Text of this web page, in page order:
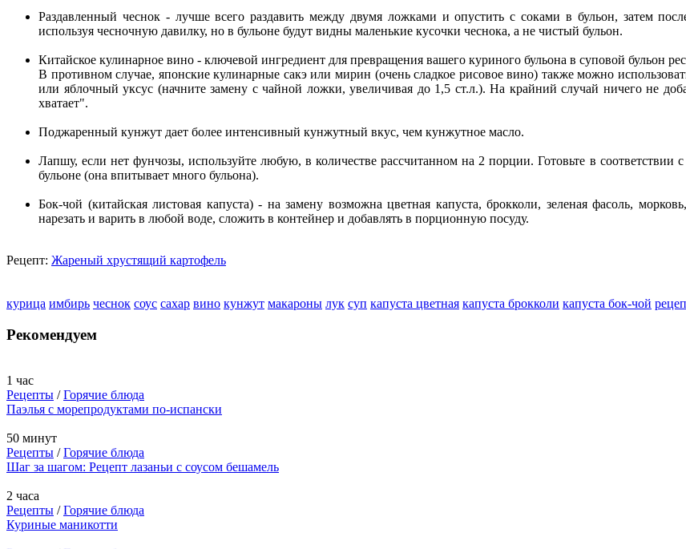
Раздавленный чеснок - лучше всего раздавить между двумя ложками и опустить с соками в бульон, затем
используя чесночную давилку, но в бульоне будут видны маленькие кусочки чеснока, а не чистый бульон.
Китайское кулинарное вино - ключевой ингредиент для превращения вашего куриного бульона в суповой бульон
В противном случае, японские кулинарные сакэ или мирин (очень сладкое рисовое вино) также можно
или яблочный уксус (начните замену с чайной ложки, увеличивая до 1,5 ст.л.). На крайний случай ничего не
хватает".
Поджаренный кунжут дает более интенсивный кунжутный вкус, чем кунжутное масло.
Лапшу, если нет фунчозы, используйте любую, в количестве рассчитанном на 2 порции. Готовьте в соответствии
бульоне (она впитывает много бульона).
Бок-чой (китайская листовая капуста) - на замену возможна цветная капуста, брокколи, зеленая фасоль,
нарезать и варить в любой воде, сложить в контейнер и добавлять в порционную посуду.
Рецепт: Жареный хрустящий картофель
курица имбирь чеснок соус сахар вино кунжут макароны лук суп капуста цветная капуста брокколи капуста бок-чой
Рекомендуем
1 час
Рецепты /Горячие блюда
Паэлья с морепродуктами по-испански
50 минут
Рецепты /Горячие блюда
Шаг за шагом: Рецепт лазаньи с соусом бешамель
2 часа
Рецепты /Горячие блюда
Куриные маникотти